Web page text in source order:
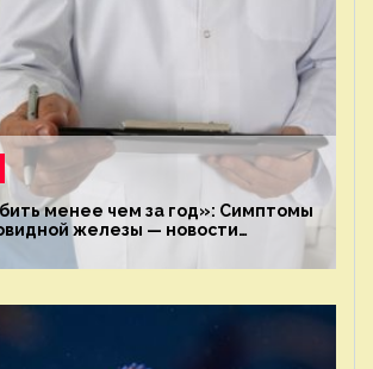
менее чем за год»: Симптомы
железы — новости
ECOportal